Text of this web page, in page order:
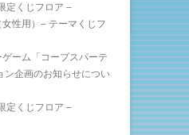
定くじフロア –
性用）– テーマくじフ
ーム「コープスパーテ
ン企画のお知らせについ
定くじフロア –